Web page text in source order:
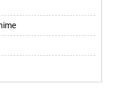
principali